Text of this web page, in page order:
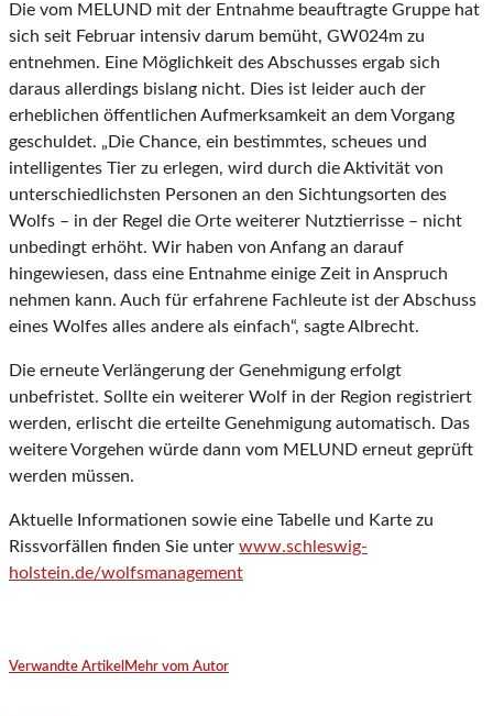
Die vom MELUND mit der Entnahme beauftragte Gruppe hat
sich seit Februar intensiv darum bemüht, GW024m zu
entnehmen. Eine Möglichkeit des Abschusses ergab sich
daraus allerdings bislang nicht. Dies ist leider auch der
erheblichen öffentlichen Aufmerksamkeit an dem Vorgang
geschuldet. „Die Chance, ein bestimmtes, scheues und
intelligentes Tier zu erlegen, wird durch die Aktivität von
unterschiedlichsten Personen an den Sichtungsorten des
Wolfs – in der Regel die Orte weiterer Nutztierrisse – nicht
unbedingt erhöht. Wir haben von Anfang an darauf
hingewiesen, dass eine Entnahme einige Zeit in Anspruch
nehmen kann. Auch für erfahrene Fachleute ist der Abschuss
eines Wolfes alles andere als einfach“, sagte Albrecht.
Die erneute Verlängerung der Genehmigung erfolgt
unbefristet. Sollte ein weiterer Wolf in der Region registriert
werden, erlischt die erteilte Genehmigung automatisch. Das
weitere Vorgehen würde dann vom MELUND erneut geprüft
werden müssen.
Aktuelle Informationen sowie eine Tabelle und Karte zu
Rissvorfällen finden Sie unter www.schleswig-
holstein.de/wolfsmanagement
Verwandte Artikel Mehr vom Autor